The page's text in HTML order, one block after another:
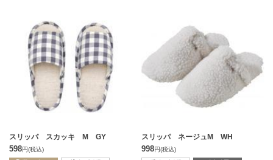
スリッパ スカッキ M GY
598円(税込)
スリッパ ネージュM WH
998円(税込)